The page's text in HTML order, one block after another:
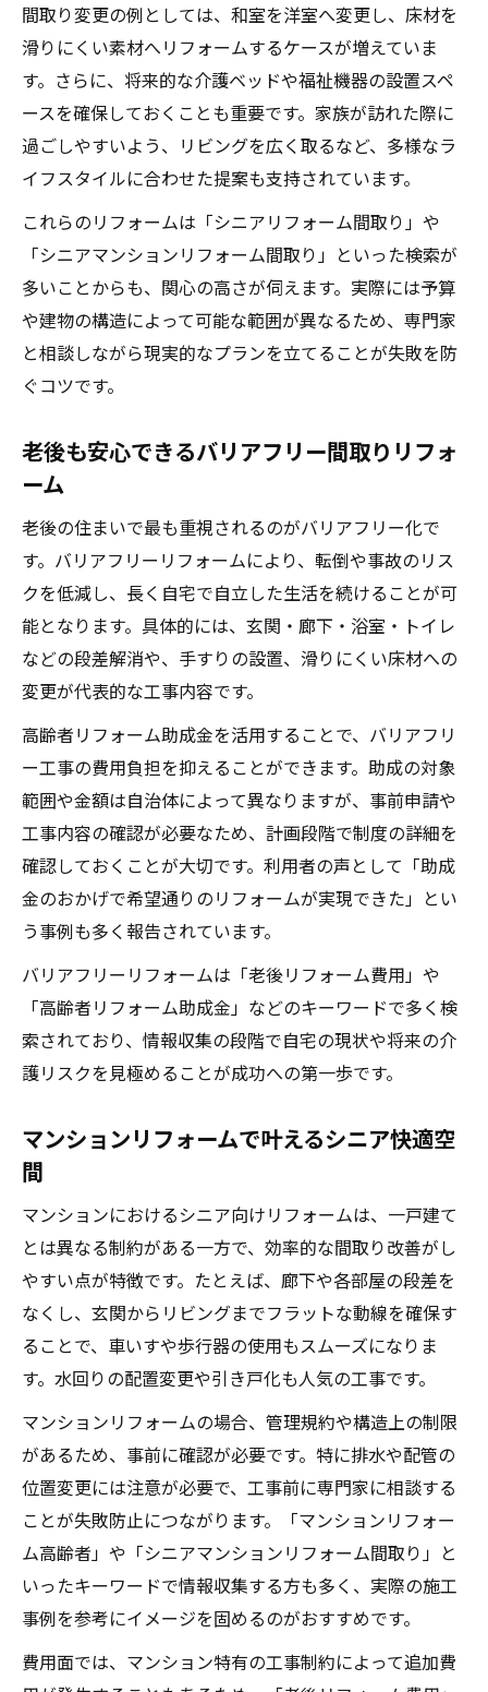
間取り変更の例としては、和室を洋室へ変更し、床材を
滑りにくい素材へリフォームするケースが増えていま
す。さらに、将来的な介護ベッドや福祉機器の設置スペ
ースを確保しておくことも重要です。家族が訪れた際に
過ごしやすいよう、リビングを広く取るなど、多様なラ
イフスタイルに合わせた提案も支持されています。
これらのリフォームは「シニアリフォーム間取り」や
「シニアマンションリフォーム間取り」といった検索が
多いことからも、関心の高さが伺えます。実際には予算
や建物の構造によって可能な範囲が異なるため、専門家
と相談しながら現実的なプランを立てることが失敗を防
ぐコツです。
老後も安心できるバリアフリー間取りリフォ
ーム
老後の住まいで最も重視されるのがバリアフリー化で
す。バリアフリーリフォームにより、転倒や事故のリス
クを低減し、長く自宅で自立した生活を続けることが可
能となります。具体的には、玄関・廊下・浴室・トイレ
などの段差解消や、手すりの設置、滑りにくい床材への
変更が代表的な工事内容です。
高齢者リフォーム助成金を活用することで、バリアフリ
ー工事の費用負担を抑えることができます。助成の対象
範囲や金額は自治体によって異なりますが、事前申請や
工事内容の確認が必要なため、計画段階で制度の詳細を
確認しておくことが大切です。利用者の声として「助成
金のおかげで希望通りのリフォームが実現できた」とい
う事例も多く報告されています。
バリアフリーリフォームは「老後リフォーム費用」や
「高齢者リフォーム助成金」などのキーワードで多く検
索されており、情報収集の段階で自宅の現状や将来の介
護リスクを見極めることが成功への第一歩です。
マンションリフォームで叶えるシニア快適空
間
マンションにおけるシニア向けリフォームは、一戸建て
とは異なる制約がある一方で、効率的な間取り改善がし
やすい点が特徴です。たとえば、廊下や各部屋の段差を
なくし、玄関からリビングまでフラットな動線を確保す
ることで、車いすや歩行器の使用もスムーズになりま
す。水回りの配置変更や引き戸化も人気の工事です。
マンションリフォームの場合、管理規約や構造上の制限
があるため、事前に確認が必要です。特に排水や配管の
位置変更には注意が必要で、工事前に専門家に相談する
ことが失敗防止につながります。「マンションリフォー
ム高齢者」や「シニアマンションリフォーム間取り」と
いったキーワードで情報収集する方も多く、実際の施工
事例を参考にイメージを固めるのがおすすめです。
費用面では、マンション特有の工事制約によって追加費